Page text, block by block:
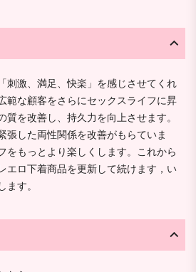
刺激、満足、快楽」を感じさせてくれ
範な顧客をさらにセックスライフに昇
質を改善し、持久力を向上させます。
張した両性関係を改善がもらていま
をもっとより楽しくします。これから
エロ下着商品を更新して続けます，い
ます。